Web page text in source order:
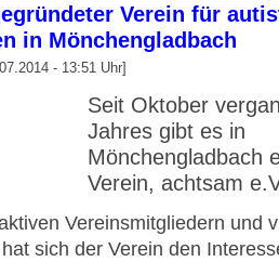
Verein für
in Mönchengladbach
- 13:51 Uhr]
Seit Oktober
Jahres gibt es in
Mönchengladbach
Verein, achtsam
Vereinsmitgliedern und
sich der Verein den